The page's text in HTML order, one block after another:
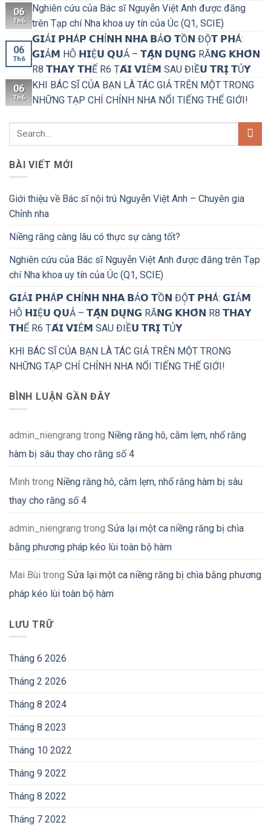
06
Th6
Nghiên cứu của Bác sĩ Nguyễn Việt Anh được đăng
trên Tạp chí Nha khoa uy tín của Úc (Q1, SCIE)
06
Th6
𝗚𝗜Ả𝗜 𝗣𝗛Á𝗣 𝗖𝗛Ỉ𝗡𝗛 𝗡𝗛𝗔 𝗕Ả𝗢 𝗧Ồ𝗡 ĐỘ̣𝗧 𝗣𝗛Á:
𝗚𝗜Ả𝗠 HÔ 𝗛𝗜Ệ𝗨 𝗤𝗨Ả – 𝗧𝗔̣̂𝗡 𝗗𝗨̣𝗡𝗚 RĂ𝗡𝗚 𝗞𝗛𝗢̂𝗡
R8 𝗧𝗛𝗔𝗬 𝗧𝗛Ế R6 Ṭ𝗔́𝗜 𝗩𝗜Ê𝗠 SAU ĐIỀ𝗨 𝗧𝗥𝗜̣ 𝗧Ủ𝗬
06
Th6
KHI BÁC SĨ CỦA BẠN LÀ TÁC GIẢ TRÊN MỘT TRONG
NHỮNG TẠP CHÍ CHỈNH NHA NỔI TIẾNG THẾ GIỚI!
BÀI VIẾT MỚI
Giới thiệu về Bác sĩ nội trú Nguyễn Việt Anh – Chuyên gia
Chỉnh nha
Niềng răng càng lâu có thực sự càng tốt?
Nghiên cứu của Bác sĩ Nguyễn Việt Anh được đăng trên Tạp
chí Nha khoa uy tín của Úc (Q1, SCIE)
𝗚𝗜Ả𝗜 𝗣𝗛Á𝗣 𝗖𝗛Ỉ𝗡𝗛 𝗡𝗛𝗔 𝗕Ả𝗢 𝗧Ồ𝗡 ĐỘ̣𝗧 𝗣𝗛Á: 𝗚𝗜Ả𝗠
HÔ 𝗛𝗜Ệ𝗨 𝗤𝗨Ả – 𝗧𝗔̣̂𝗡 𝗗𝗨̣𝗡𝗚 RĂ𝗡𝗚 𝗞𝗛𝗢̂𝗡 R8 𝗧𝗛𝗔𝗬
𝗧𝗛Ế R6 Ṭ𝗔́𝗜 𝗩𝗜Ê𝗠 SAU ĐIỀ𝗨 𝗧𝗥𝗜̣ 𝗧Ủ𝗬
KHI BÁC SĨ CỦA BẠN LÀ TÁC GIẢ TRÊN MỘT TRONG
NHỮNG TẠP CHÍ CHỈNH NHA NỔI TIẾNG THẾ GIỚI!
BÌNH LUẬN GẦN ĐÂY
admin_niengrang trong Niềng răng hô, cằm lẹm, nhổ răng
hàm bị sâu thay cho răng số 4
Minh trong Niềng răng hô, cằm lẹm, nhổ răng hàm bị sâu
thay cho răng số 4
admin_niengrang trong Sửa lại một ca niềng răng bị chìa
bằng phương pháp kéo lùi toàn bộ hàm
Mai Bùi trong Sửa lại một ca niềng răng bị chìa bằng phương
pháp kéo lùi toàn bộ hàm
LƯU TRỮ
Tháng 6 2026
Tháng 2 2026
Tháng 8 2024
Tháng 8 2023
Tháng 10 2022
Tháng 9 2022
Tháng 8 2022
Tháng 7 2022